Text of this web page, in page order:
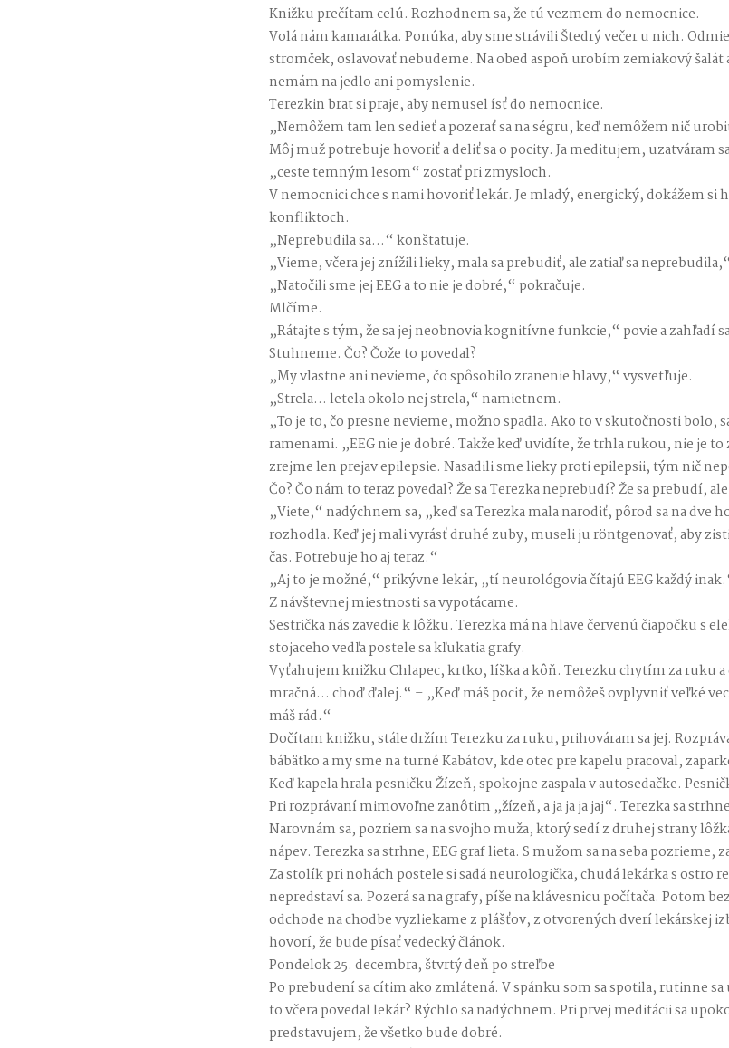
Knižku prečítam celú. Rozhodnem sa, že tú vezmem do nemocnice.
Volá nám kamarátka. Ponúka, aby sme strávili Štedrý večer u nich.
stromček, oslavovať nebudeme. Na obed aspoň urobím zemiakový šalát
nemám na jedlo ani pomyslenie.
Terezkin brat si praje, aby nemusel ísť do nemocnice.
„Nemôžem tam len sedieť a pozerať sa na ségru, keď nemôžem nič
Môj muž potrebuje hovoriť a deliť sa o pocity. Ja meditujem, uzatváram
„ceste temným lesom“ zostať pri zmysloch.
V nemocnici chce s nami hovoriť lekár. Je mladý, energický, dokážem si
konfliktoch.
„Neprebudila sa…“ konštatuje.
„Vieme, včera jej znížili lieky, mala sa prebudiť, ale zatiaľ sa
„Natočili sme jej EEG a to nie je dobré,“ pokračuje.
Mlčíme.
„Rátajte s tým, že sa jej neobnovia kognitívne funkcie,“ povie a zahľadí
Stuhneme. Čo? Čože to povedal?
„My vlastne ani nevieme, čo spôsobilo zranenie hlavy,“ vysvetľuje.
„Strela… letela okolo nej strela,“ namietnem.
„To je to, čo presne nevieme, možno spadla. Ako to v skutočnosti bolo,
ramenami. „EEG nie je dobré. Takže keď uvidíte, že trhla rukou, nie je to
zrejme len prejav epilepsie. Nasadili sme lieky proti epilepsii, tým nič
Čo? Čo nám to teraz povedal? Že sa Terezka neprebudí? Že sa prebudí,
„Viete,“ nadýchnem sa, „keď sa Terezka mala narodiť, pôrod sa na dve
rozhodla. Keď jej mali vyrásť druhé zuby, museli ju röntgenovať, aby
čas. Potrebuje ho aj teraz.“
„Aj to je možné,“ prikývne lekár, „tí neurológovia čítajú EEG každý
Z návštevnej miestnosti sa vypotácame.
Sestrička nás zavedie k lôžku. Terezka má na hlave červenú čiapočku s
stojaceho vedľa postele sa kľukatia grafy.
Vyťahujem knižku Chlapec, krtko, líška a kôň. Terezku chytím za ruku
mračná… choď ďalej.“ – „Keď máš pocit, že nemôžeš ovplyvniť veľké
máš rád.“
Dočítam knižku, stále držím Terezku za ruku, prihováram sa jej.
bábätko a my sme na turné Kabátov, kde otec pre kapelu pracoval,
Keď kapela hrala pesničku Žízeň, spokojne zaspala v autosedačke.
Pri rozprávaní mimovoľne zanôtim „žízeň, a ja ja ja jaj“. Terezka sa
Narovnám sa, pozriem sa na svojho muža, ktorý sedí z druhej strany
nápev. Terezka sa strhne, EEG graf lieta. S mužom sa na seba pozrieme,
Za stolík pri nohách postele si sadá neurologička, chudá lekárka s ostro
nepredstaví sa. Pozerá sa na grafy, píše na klávesnicu počítača. Potom
odchode na chodbe vyzliekame z plášťov, z otvorených dverí lekárskej
hovorí, že bude písať vedecký článok.
Pondelok 25. decembra, štvrtý deň po streľbe
Po prebudení sa cítim ako zmlátená. V spánku som sa spotila, rutinne
to včera povedal lekár? Rýchlo sa nadýchnem. Pri prvej meditácii sa
predstavujem, že všetko bude dobré.